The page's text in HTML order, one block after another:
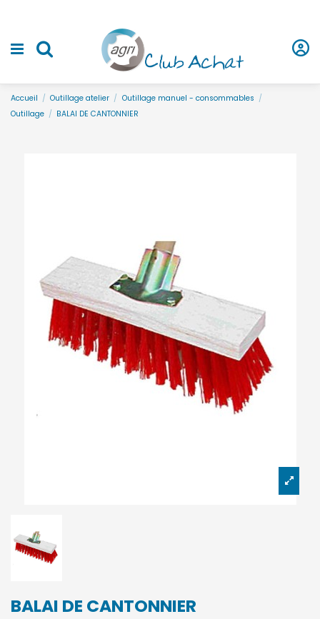
Accueil Outillage atelier
Outillage manuel - consommables
Outillage
BALAI DE CANTONNIER
BALAI DE CANTONNIER